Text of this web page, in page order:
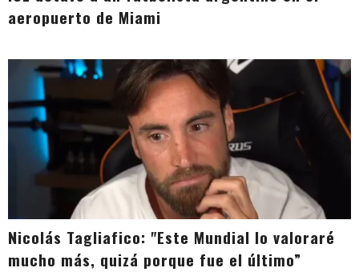
aeropuerto de Miami
Nicolás Tagliafico: "Este Mundial lo valoraré
mucho más, quizá porque fue el último”